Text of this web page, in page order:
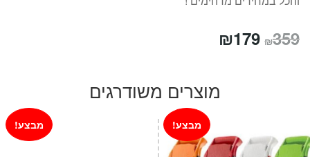
₪359 המחיר
₪179
הוא:
₪179.
מוצרים משודרגים
מבצע! מבצע!